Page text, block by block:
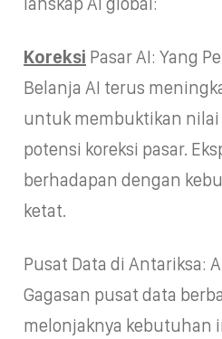
Koreksi Pasar AI: Yang
Belanja AI terus
untuk membuktikan nilai
potensi koreksi pasar.
berhadapan dengan
ketat.
Pusat Data di Antariksa:
Gagasan pusat data
melonjaknya kebutuhan